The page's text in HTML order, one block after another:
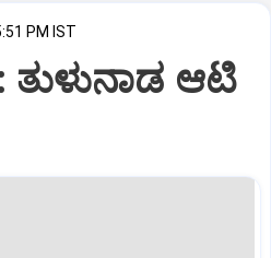
PM IST
ತುಳುನಾಡ ಆಟಿ